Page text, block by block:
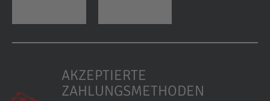
AKZEPTIERTE
ZAHLUNGSMETHODEN